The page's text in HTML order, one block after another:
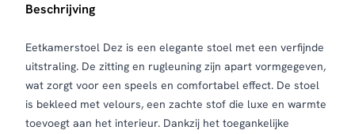
Beschrijving
Eetkamerstoel Dez is een elegante stoel met een verfijnde
uitstraling. De zitting en rugleuning zijn apart vormgegeven,
wat zorgt voor een speels en comfortabel effect. De stoel
is bekleed met velours, een zachte stof die luxe en warmte
toevoegt aan het interieur. Dankzij het toegankelijke